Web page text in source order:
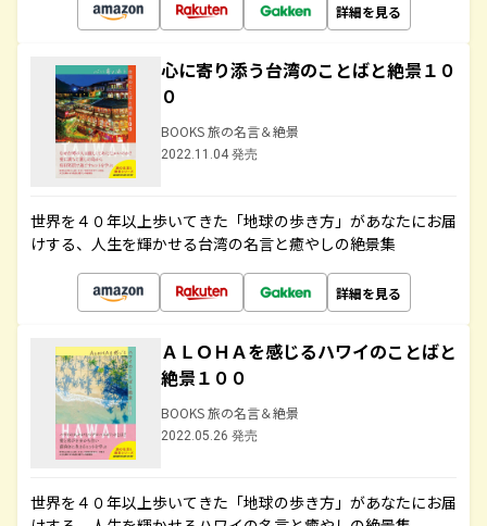
詳細を見る
心に寄り添う台湾のことばと絶景１０
０
BOOKS 旅の名言＆絶景
2022.11.04 発売
世界を４０年以上歩いてきた「地球の歩き方」があなたにお届
けする、人生を輝かせる台湾の名言と癒やしの絶景集
詳細を見る
ＡＬＯＨＡを感じるハワイのことばと
絶景１００
BOOKS 旅の名言＆絶景
2022.05.26 発売
世界を４０年以上歩いてきた「地球の歩き方」があなたにお届